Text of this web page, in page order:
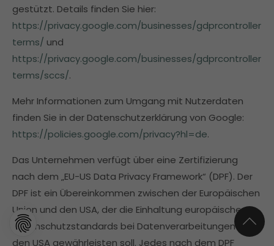
gestützt. Details finden Sie hier:
https://privacy.google.com/businesses/gdprcontroller
terms/ und
https://privacy.google.com/businesses/gdprcontroller
terms/sccs/.
Mehr Informationen zum Umgang mit Nutzerdaten
finden Sie in der Datenschutzerklärung von Google:
https://policies.google.com/privacy?hl=de.
Das Unternehmen verfügt über eine Zertifizierung
nach dem „EU-US Data Privacy Framework“ (DPF). Der
DPF ist ein Übereinkommen zwischen der Europäischen
Union und den USA, der die Einhaltung europäischer
Datenschutzstandards bei Datenverarbeitungen in
den USA gewährleisten soll. Jedes nach dem DPF